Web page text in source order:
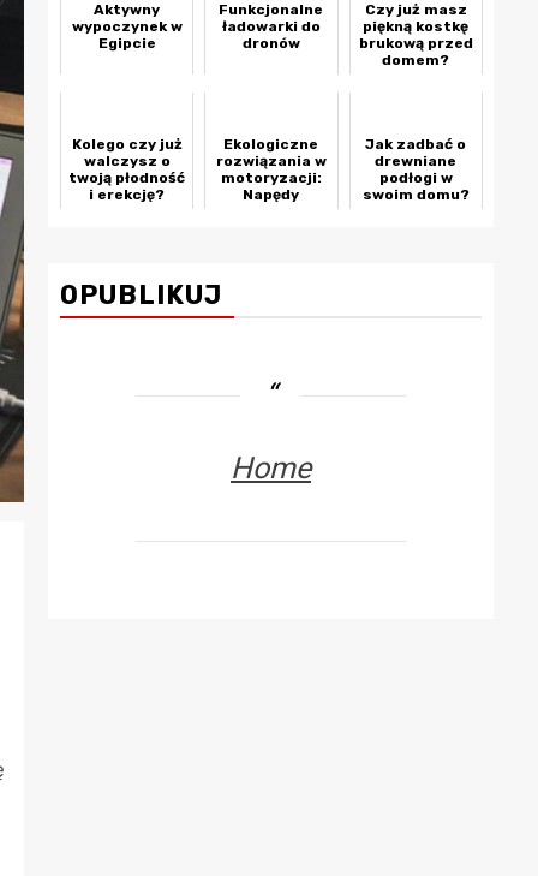
Aktywny
wypoczynek w
Egipcie
Funkcjonalne
ładowarki do
dronów
Czy już masz
piękną kostkę
brukową przed
domem?
Kolego czy już
walczysz o
twoją płodność
i erekcję?
Ekologiczne
rozwiązania w
motoryzacji:
Napędy
Jak zadbać o
drewniane
podłogi w
swoim domu?
OPUBLIKUJ
Home